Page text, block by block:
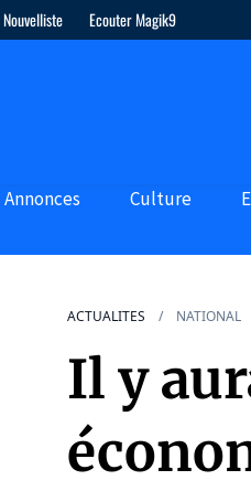
Ecouter Magik9
Annonces Culture
ACTUALITES NATIONAL
Il y